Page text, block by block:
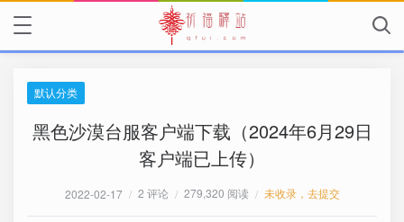
默认分类
黑色沙漠台服客户端下载（2024年6月29日
客户端已上传）
2022-02-17 / 2 评论 / 279,320 阅读 / 未收录，去提交